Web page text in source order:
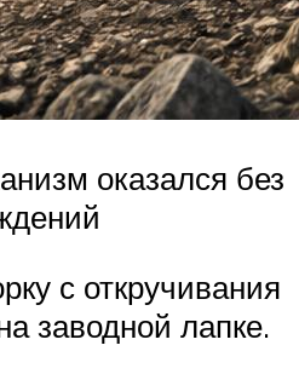
оказался без
с откручивания
заводной лапке.